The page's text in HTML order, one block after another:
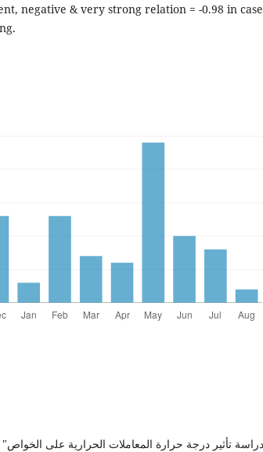
negative & very strong relation = -0.98 in case